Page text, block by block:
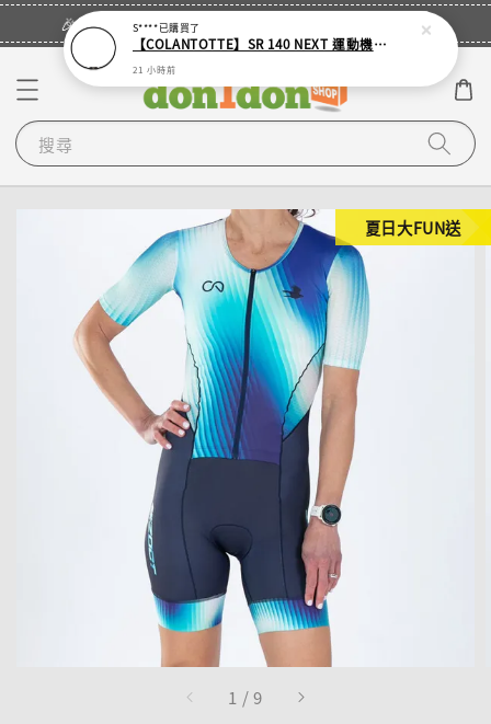
🎉登入會員・領取您的專屬折扣券！
搜尋
1 /9
夏日大FUN送
S****已購買了
【COLANTOTTE】SR 140 NEXT 運動機能磁石項圈
21 小時前